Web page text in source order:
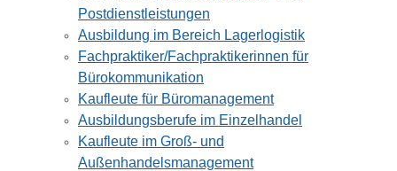
Postdienstleistungen
Ausbildung im Bereich Lagerlogistik
Fachpraktiker/Fachpraktikerinnen für
Bürokommunikation
Kaufleute für Büromanagement
Ausbildungsberufe im Einzelhandel
Kaufleute im Groß- und
Außenhandelsmanagement